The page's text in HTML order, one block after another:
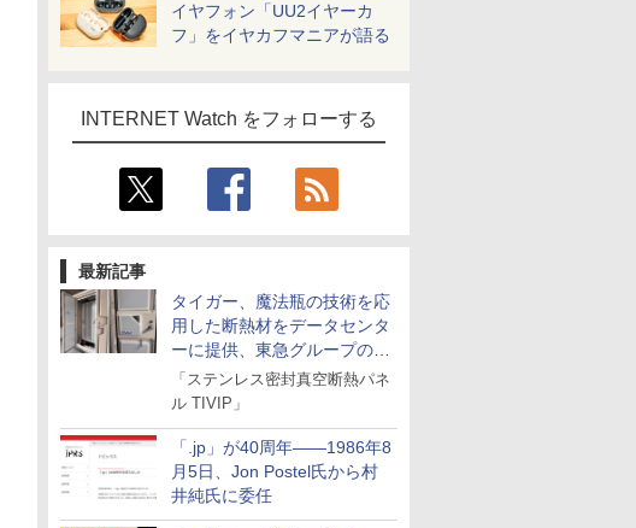
イヤフォン「UU2イヤーカ
フ」をイヤカフマニアが語る
INTERNET Watch をフォローする
最新記事
タイガー、魔法瓶の技術を応
用した断熱材をデータセンタ
ーに提供、東急グループの実
証実験で
「ステンレス密封真空断熱パネ
ル TIVIP」
「.jp」が40周年――1986年8
月5日、Jon Postel氏から村
井純氏に委任